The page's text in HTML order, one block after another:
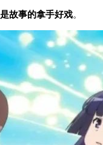
故事的拿手好戏。